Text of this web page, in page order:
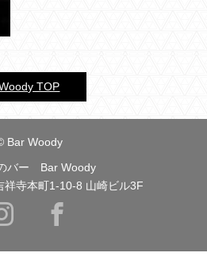
TOP
Bar Woody
バー Bar Woody
祥寺本町1-10-8 山崎ビル3F